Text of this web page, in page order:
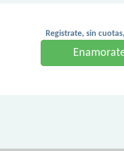
Registrate, sin